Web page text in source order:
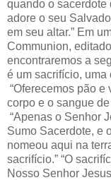
quando o sacerdote
adore o seu
em seu altar.” Em
Communion,
encontraremos a
é um sacrifício, uma
“Oferecemos pão
corpo e o sangue de
“Apenas o Senhor
Sumo Sacerdote, e
nomeou aqui na
sacrifício.” “O
Nosso Senhor